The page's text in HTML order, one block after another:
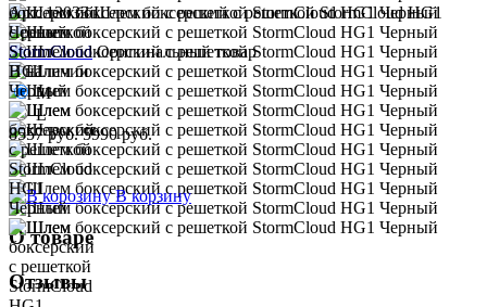
Арт. 13033 Шлем боксерский с решеткой StormCloud HG1
Черный
StormCloud Оригинальный товар
В наличии
M
L
8557 руб. 5990 руб.
В корзину
О товаре
Отзывы